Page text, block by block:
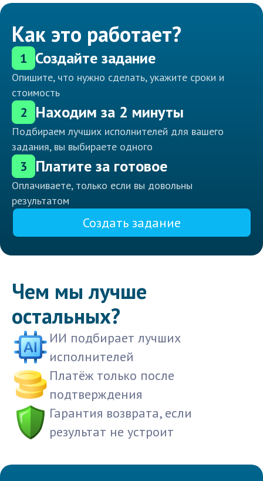
Как это работает?
1 Создайте задание
Опишите, что нужно сделать, укажите сроки и
стоимость
2 Находим за 2 минуты
Подбираем лучших исполнителей для вашего
задания, вы выбираете одного
3 Платите за готовое
Оплачиваете, только если вы довольны
результатом
Создать задание
Чем мы лучше
остальных?
ИИ подбирает лучших
исполнителей
Платёж только после
подтверждения
Гарантия возврата, если
результат не устроит